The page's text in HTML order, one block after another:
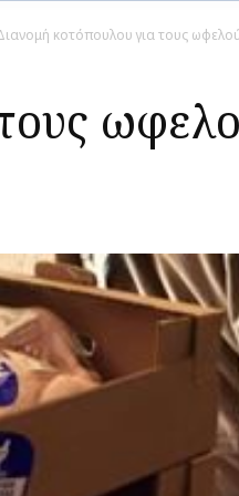
κοτόπουλου για τους